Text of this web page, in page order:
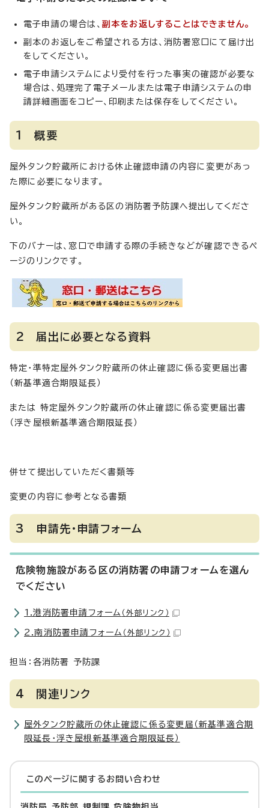
電子申請の場合は、 副本をお返しすることはできません。
副本のお返しをご希望される方は、消防署窓口にて届け出
をしてください。
電子申請システムにより受付を行った事実の確認が必要な
場合は、処理完了電子メールまたは電子申請システムの申
請詳細画面をコピー、印刷または保存をしてください。
1 概要
屋外タンク貯蔵所における休止確認申請の内容に変更があっ
た際に必要になります。
屋外タンク貯蔵所がある区の消防署予防課へ提出してくださ
い。
下のバナーは、窓口で申請する際の手続きなどが確認できるペ
ージのリンクです。
2 届出に必要となる資料
特定・準特定屋外タンク貯蔵所の休止確認に係る変更届出書
（新基準適合期限延長）
または 特定屋外タンク貯蔵所の休止確認に係る変更届出書
（浮き屋根新基準適合期限延長）
併せて提出していただく書類等
変更の内容に参考となる書類
3 申請先・申請フォーム
危険物施設がある区の消防署の申請フォームを選ん
でください
1.港消防署申請フォーム （外部リンク）
2.南消防署申請フォーム （外部リンク）
担当：各消防署 予防課
4 関連リンク
屋外タンク貯蔵所の休止確認に係る変更届（新基準適合期
限延長・浮き屋根新基準適合期限延長）
このページに関する お問い合わせ